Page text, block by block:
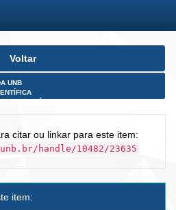
Voltar
UNB
citar ou linkar para este item:
handle/10482/23635
item: